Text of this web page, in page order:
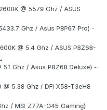
@ 5579 Ghz / ASUS
Ghz / Asus P8P67 Pro) -
@ 5.4 Ghz / ASUS P8Z68-
5.1 Ghz / Asus P8Z68 Deluxe) -
@ 5.38 Ghz / DFI X58-T3eH8
/ MSI Z77A-G45 Gaming)